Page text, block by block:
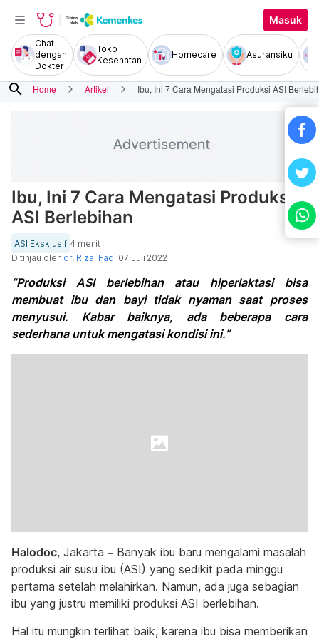
Masuk
Chat
dengan
Dokter
Toko
Kesehatan
Homecare Asuransiku
search Home Artikel Ibu, Ini 7 Cara Mengatasi Produksi ASI
Ibu, Ini 7 Cara Mengatasi Produksi
ASI Berlebihan
ASI Eksklusif 4 menit
Ditinjau oleh dr. Rizal Fadli07 Juli 2022
“Produksi ASI berlebihan atau hiperlaktasi bisa
membuat ibu dan bayi tidak nyaman saat proses
menyusui. Kabar baiknya, ada beberapa cara
sederhana untuk mengatasi kondisi ini.”
Halodoc, Jakarta – Banyak ibu baru mengalami masalah
produksi air susu ibu (ASI) yang sedikit pada minggu
pertama setelah melahirkan. Namun, ada juga sebagian
ibu yang justru memiliki produksi ASI berlebihan.
Hal itu mungkin terlihat baik, karena ibu bisa memberikan